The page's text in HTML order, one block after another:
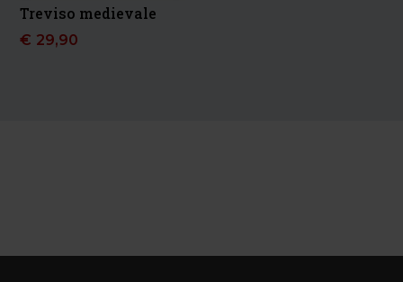
Treviso medievale
€ 29,90